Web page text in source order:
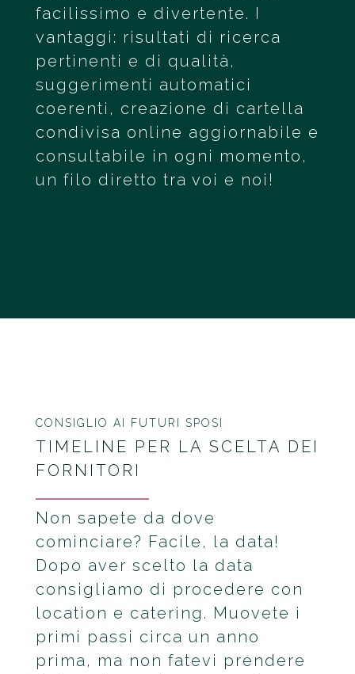
facilissimo e divertente. I
vantaggi: risultati di ricerca
pertinenti e di qualità,
suggerimenti automatici
coerenti, creazione di cartella
condivisa online aggiornabile e
consultabile in ogni momento,
un filo diretto tra voi e noi!
CONSIGLIO AI FUTURI SPOSI
TIMELINE PER LA SCELTA DEI
FORNITORI
Non sapete da dove
cominciare? Facile, la data!
Dopo aver scelto la data
consigliamo di procedere con
location e catering. Muovete i
primi passi circa un anno
prima, ma non fatevi prendere